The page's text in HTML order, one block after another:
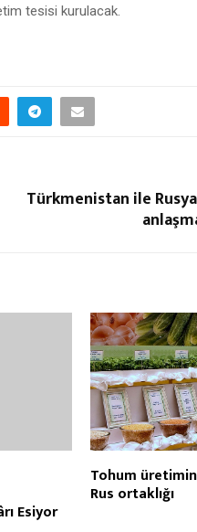
tesisi kurulacak.
Türkmenistan ile
Esiyor
Tohum
Rus ortaklığı